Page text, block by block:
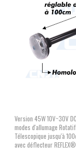
Version 45W 10V~30V
modes d'allumage
Télescopique jusqu'à
avec déflecteur